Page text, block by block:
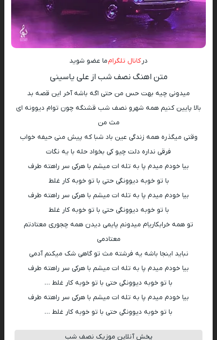
در کانال تلگرامما عضو شوید
متن اهنگ نصف شب از علی یاسینی
میدونی چیه بهت حس من حتی اگه باشه آخر این قصه بد
بالا پایین کنیم همه شهرو نصف شب قشنگه چون توام دیوونه ای
مث من
وقتی میگذره همه زندگی عین باد شبا که پیش منی حیفه خواب
فرقی نداره دلت چیو کی بخواد حله با یه نگات
بیا خودم میدم پا به تله ات میشم با هرکی سر راهته طرف
با تو خوبه دیوونگی حتی با تو خوبه کار غلط
بیا خودم میدم پا به تله ات میشم با هرکی سر راهته طرف
با تو خوبه دیوونگی حتی با تو خوبه کار غلط
تو همه خرابکاریام میدونم پایمی دیدن همه چجوری معتادتم
معتادمی
نباید اینجا باشه یه فرشته مث تو گاهی شک میکنم آدمی
بیا خودم میدم پا به تله ات میشم با هرکی سر راهته طرف
با تو خوبه دیوونگی حتی با تو خوبه کار غلط …
بیا خودم میدم پا به تله ات میشم با هرکی سر راهته طرف
با تو خوبه دیوونگی حتی با تو خوبه کار غلط …
پخش آنلاین موزیک نصف شب